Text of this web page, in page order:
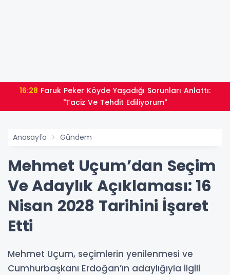
16:28
"Taciz Ve Tehdit Ediliyorum"
Anasayfa Gündem
Mehmet Uçum’dan Seçim
Ve Adaylık Açıklaması: 16
Nisan 2028 Tarihini İşaret
Etti
Mehmet Uçum, seçimlerin yenilenmesi ve
Cumhurbaşkanı Erdoğan’ın adaylığıyla ilgili